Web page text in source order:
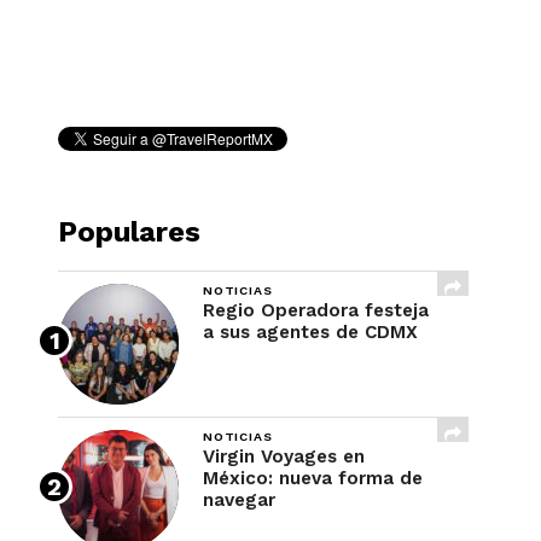
Populares
NOTICIAS
Regio Operadora festeja
a sus agentes de CDMX
NOTICIAS
Virgin Voyages en
México: nueva forma de
navegar